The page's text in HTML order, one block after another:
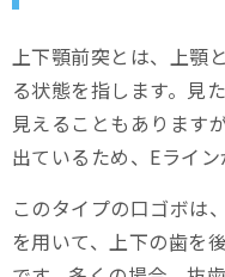
上下顎前突とは、上顎
る状態を指します。見
見えることもあります
出ているため、Eライン
このタイプの口ゴボは
を用いて、上下の歯を